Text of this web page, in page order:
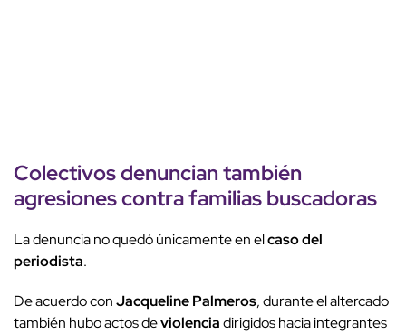
Colectivosdenuncian también
agresionescontrafamilias buscadoras
La denuncia no quedó únicamente en elcaso del
periodista.
De acuerdo conJacqueline Palmeros, durante el altercado
también hubo actos deviolenciadirigidos hacia integrantes